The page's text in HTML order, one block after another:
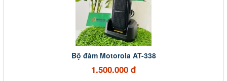
Bộ đàm Motorola AT-338
1.500.000 đ